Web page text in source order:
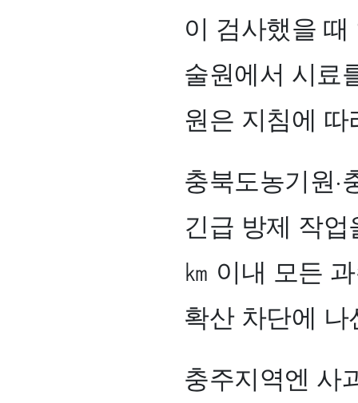
이 검사했을
술원에서 시료
원은 지침에
충북도농기원
긴급 방제 작
㎞ 이내 모든
확산 차단에 나
충주지역엔 사